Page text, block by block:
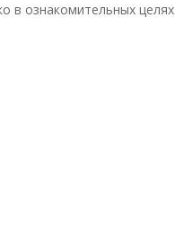
в ознакомительных целях